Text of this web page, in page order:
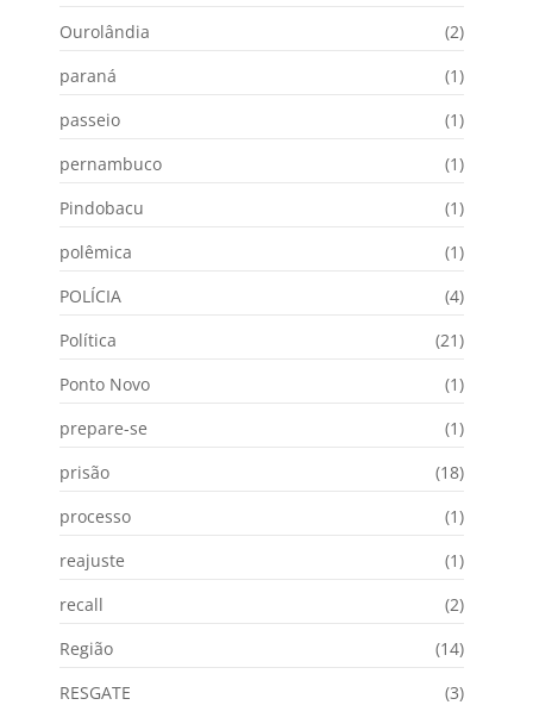
Ourolândia
(2)
paraná
(1)
passeio
(1)
pernambuco
(1)
Pindobacu
(1)
polêmica
(1)
POLÍCIA
(4)
Política
(21)
Ponto Novo
(1)
prepare-se
(1)
prisão
(18)
processo
(1)
reajuste
(1)
recall
(2)
Região
(14)
RESGATE
(3)